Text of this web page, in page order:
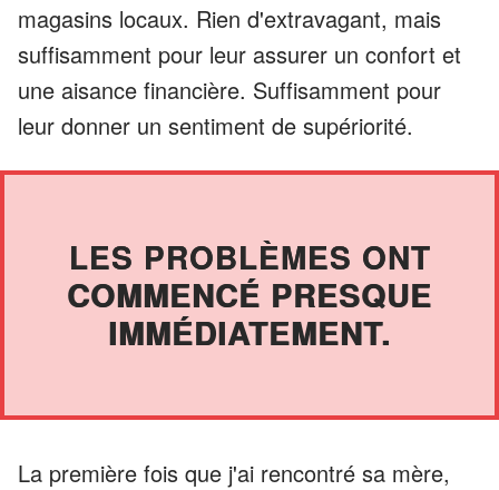
magasins locaux. Rien d'extravagant, mais
suffisamment pour leur assurer un confort et
une aisance financière. Suffisamment pour
leur donner un sentiment de supériorité.
LES PROBLÈMES ONT
COMMENCÉ PRESQUE
IMMÉDIATEMENT.
La première fois que j'ai rencontré sa mère,